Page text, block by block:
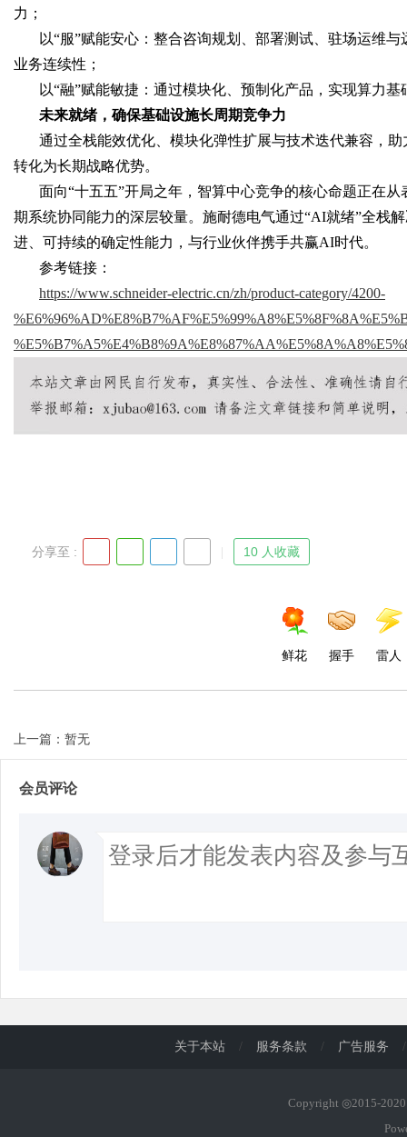
力；
以“服”赋能安心：整合咨询规划、部署测试、驻场运维
业务连续性；
以“融”赋能敏捷：通过模块化、预制化产品，实现算力
未来就绪，确保基础设施长周期竞争力
通过全栈能效优化、模块化弹性扩展与技术迭代兼容，
转化为长期战略优势。
面向“十五五”开局之年，智算中心竞争的核心命题正在
期系统协同能力的深层较量。施耐德电气通过“AI就绪”全栈
进、可持续的确定性能力，与行业伙伴携手共赢AI时代。
参考链接：
https://www.schneider-electric.cn/zh/product-category/4200-
分享至 : 10 人收藏
鲜花 握手 雷人
上一篇：暂无
会员评论
关于本站 / 服务条款 / 广告服务 /
Copyright ◎2015-